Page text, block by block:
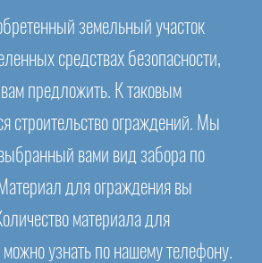
земельный участок
средствах безопасности,
предложить. К таковым
строительство ограждений. Мы
вами вид забора по
для ограждения вы
материала для
можно узнать по нашему телефону.